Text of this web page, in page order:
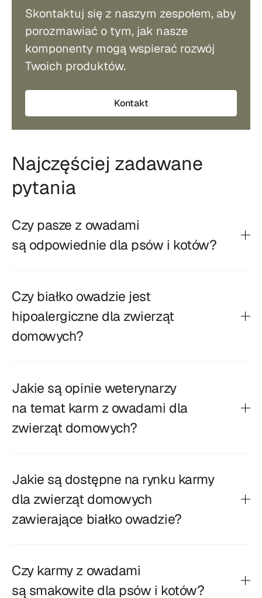
Skontaktuj się z naszym zespołem, aby
porozmawiać o tym, jak nasze
komponenty mogą wspierać rozwój
Twoich produktów.
Kontakt
Najczęściej zadawane
pytania
Czy pasze z owadami
są odpowiednie dla psów i kotów?
Czy białko owadzie jest
hipoalergiczne dla zwierząt
domowych?
Jakie są opinie weterynarzy
na temat karm z owadami dla
zwierząt domowych?
Jakie są dostępne na rynku karmy
dla zwierząt domowych
zawierające białko owadzie?
Czy karmy z owadami
są smakowite dla psów i kotów?